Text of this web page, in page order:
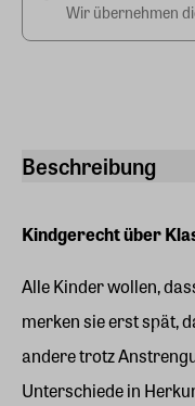
Beschreibung
Kindgerecht über
Alle Kinder wollen,
merken sie erst spät,
andere trotz
Unterschiede in
Wir übernehmen